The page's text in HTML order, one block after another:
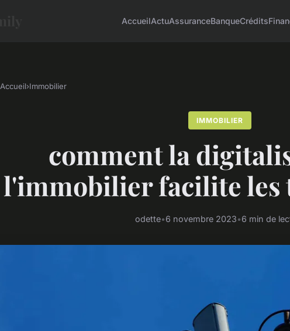
AccueilActuAssuranceBanqueCrédits
Accueil›Immobilier
IMMOBILIER
comment la
l'immobilier facilite les
odette•6 novembre 2023•6 min de